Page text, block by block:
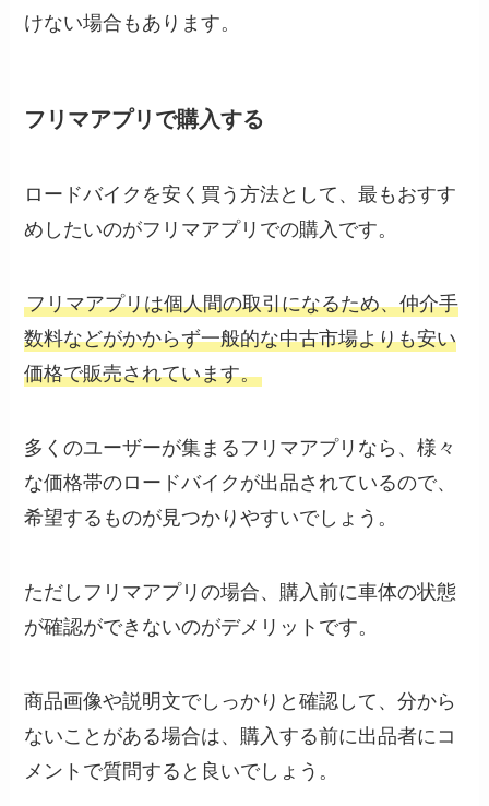
けない場合もあります。
フリマアプリで購入する
ロードバイクを安く買う方法として、最もおすす
めしたいのがフリマアプリでの購入です。
フリマアプリは個人間の取引になるため、仲介手
数料などがかからず一般的な中古市場よりも安い
価格で販売されています。
多くのユーザーが集まるフリマアプリなら、様々
な価格帯のロードバイクが出品されているので、
希望するものが見つかりやすいでしょう。
ただしフリマアプリの場合、購入前に車体の状態
が確認ができないのがデメリットです。
商品画像や説明文でしっかりと確認して、分から
ないことがある場合は、購入する前に出品者にコ
メントで質問すると良いでしょう。